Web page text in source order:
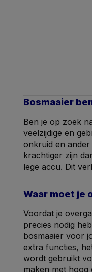
Bosmaaier
Ben je op zoek
veelzijdige en
onkruid en
krachtiger zijn
lege accu. Dit
Waar moet je
Voordat je
precies nodig
bosmaaier voor
extra functies,
wordt gebruikt
maken met hoog